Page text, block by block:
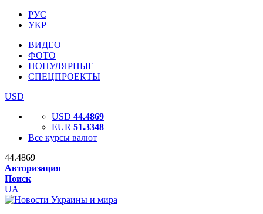
РУС
УКР
ВИДЕО
ФОТО
ПОПУЛЯРНЫЕ
СПЕЦПРОЕКТЫ
USD
USD 44.4869
EUR 51.3348
Все курсы валют
44.4869
Авторизация
Поиск
UA